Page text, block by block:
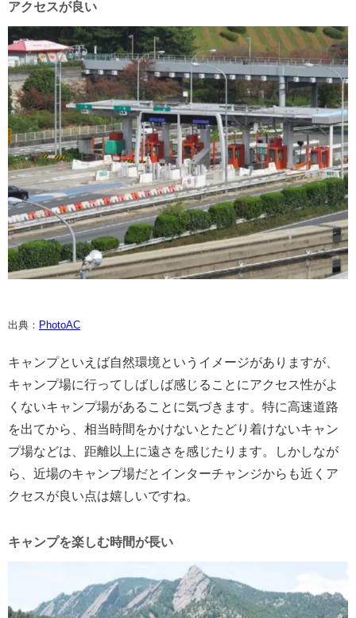
アクセスが良い
出典： PhotoAC
キャンプといえば自然環境というイメージがありますが、
キャンプ場に行ってしばしば感じることにアクセス性がよ
くないキャンプ場があることに気づきます。特に高速道路
を出てから、相当時間をかけないとたどり着けないキャン
プ場などは、距離以上に遠さを感じたります。しかしなが
ら、近場のキャンプ場だとインターチャンジからも近くア
クセスが良い点は嬉しいですね。
キャンプを楽しむ時間が長い